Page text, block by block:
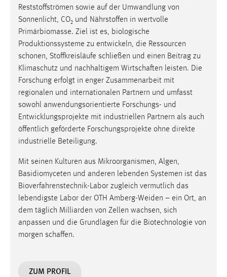
Reststoffströmen sowie auf der Umwandlung von
Sonnenlicht, CO₂ und Nährstoffen in wertvolle
Primärbiomasse. Ziel ist es, biologische
Produktionssysteme zu entwickeln, die Ressourcen
schonen, Stoffkreisläufe schließen und einen Beitrag zu
Klimaschutz und nachhaltigem Wirtschaften leisten. Die
Forschung erfolgt in enger Zusammenarbeit mit
regionalen und internationalen Partnern und umfasst
sowohl anwendungsorientierte Forschungs- und
Entwicklungsprojekte mit industriellen Partnern als auch
öffentlich geförderte Forschungsprojekte ohne direkte
industrielle Beteiligung.
Mit seinen Kulturen aus Mikroorganismen, Algen,
Basidiomyceten und anderen lebenden Systemen ist das
Bioverfahrenstechnik-Labor zugleich vermutlich das
lebendigste Labor der OTH Amberg-Weiden – ein Ort, an
dem täglich Milliarden von Zellen wachsen, sich
anpassen und die Grundlagen für die Biotechnologie von
morgen schaffen.
ZUM PROFIL